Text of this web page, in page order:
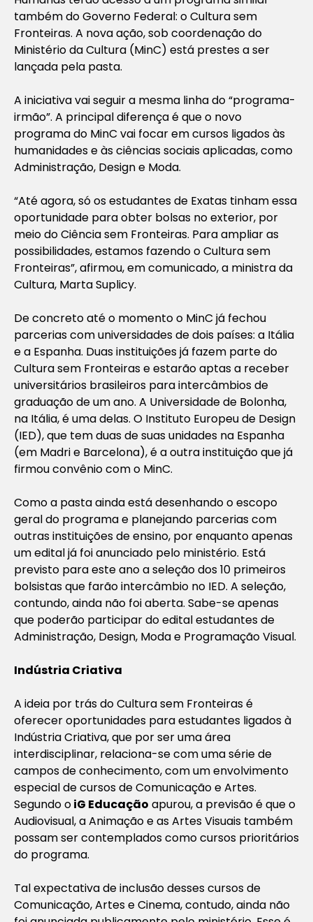
também do Governo Federal: o Cultura sem
Fronteiras. A nova ação, sob coordenação do
Ministério da Cultura (MinC) está prestes a ser
lançada pela pasta.
A iniciativa vai seguir a mesma linha do “programa-
irmão”. A principal diferença é que o novo
programa do MinC vai focar em cursos ligados às
humanidades e às ciências sociais aplicadas, como
Administração, Design e Moda.
“Até agora, só os estudantes de Exatas tinham essa
oportunidade para obter bolsas no exterior, por
meio do Ciência sem Fronteiras. Para ampliar as
possibilidades, estamos fazendo o Cultura sem
Fronteiras”, afirmou, em comunicado, a ministra da
Cultura, Marta Suplicy.
De concreto até o momento o MinC já fechou
parcerias com universidades de dois países: a Itália
e a Espanha. Duas instituições já fazem parte do
Cultura sem Fronteiras e estarão aptasa receber
universitários brasileiros para intercâmbios de
graduação de um ano. A Universidade de Bolonha,
na Itália, é uma delas. O Instituto Europeu de Design
(IED), que tem duas de suas unidades na Espanha
(em Madri e Barcelona), é a outra instituição que já
firmou convênio com o MinC.
Como a pasta ainda está desenhando o escopo
geral do programa e planejando parcerias com
outrasinstituições de ensino, por enquanto apenas
um edital já foi anunciado pelo ministério. Está
previsto para este ano a seleção dos 10 primeiros
bolsistas que farão intercâmbio no IED. A seleção,
contundo, ainda não foi aberta. Sabe-se apenas
que poderão participar do edital estudantes de
Administração, Design, Moda e Programação Visual.
Indústria Criativa
A ideia por trás do Cultura sem Fronteiras é
oferecer oportunidades para estudantes ligados à
Indústria Criativa, que por ser uma área
interdisciplinar, relaciona-se com uma série de
campos de conhecimento, com um envolvimento
especial decursos de Comunicaçãoe Artes.
Segundo oiG Educação apurou, a previsão é que o
Audiovisual, a Animação e as Artes Visuais também
possam ser contemplados como cursos prioritários
do programa.
Tal expectativa de inclusão desses cursos de
Comunicação, Artes eCinema, contudo, ainda não